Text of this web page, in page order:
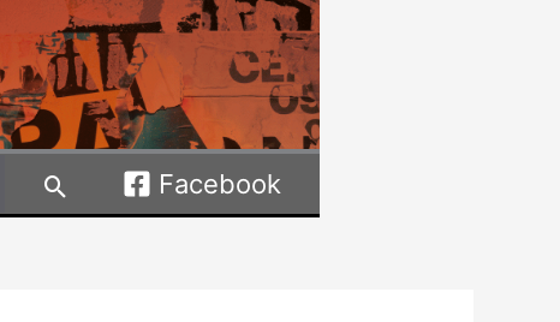
RechercherFacebook